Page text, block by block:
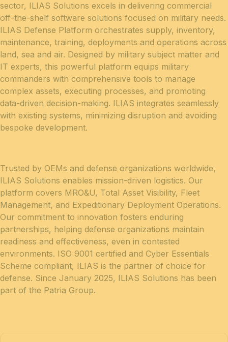
sector, ILIAS Solutions excels in delivering commercial
off-the-shelf software solutions focused on military needs.
ILIAS Defense Platform orchestrates supply, inventory,
maintenance, training, deployments and operations across
land, sea and air. Designed by military subject matter and
IT experts, this powerful platform equips military
commanders with comprehensive tools to manage
complex assets, executing processes, and promoting
data-driven decision-making. ILIAS integrates seamlessly
with existing systems, minimizing disruption and avoiding
bespoke development.
Trusted by OEMs and defense organizations worldwide,
ILIAS Solutions enables mission-driven logistics. Our
platform covers MRO&U, Total Asset Visibility, Fleet
Management, and Expeditionary Deployment Operations.
Our commitment to innovation fosters enduring
partnerships, helping defense organizations maintain
readiness and effectiveness, even in contested
environments. ISO 9001 certified and Cyber Essentials
Scheme compliant, ILIAS is the partner of choice for
defense. Since January 2025, ILIAS Solutions has been
part of the Patria Group.